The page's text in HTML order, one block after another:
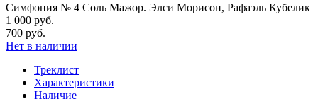
Симфония № 4 Соль Мажор. Элси Морисон, Рафаэль Кубелик
1 000 руб.
700 руб.
Нет в наличии
Треклист
Характеристики
Наличие